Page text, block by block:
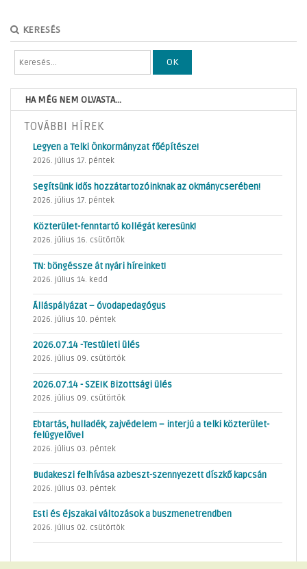
KERESÉS
OK
HA MÉG NEM OLVASTA...
TOVÁBBI HÍREK
Legyen a Telki Önkormányzat főépítésze!
2026. július 17. péntek
Segítsünk idős hozzátartozóinknak az okmánycserében!
2026. július 17. péntek
Közterület-fenntartó kollégát keresünk!
2026. július 16. csütörtök
TN: böngéssze át nyári híreinket!
2026. július 14. kedd
Álláspályázat – óvodapedagógus
2026. július 10. péntek
2026.07.14 -Testületi ülés
2026. július 09. csütörtök
2026.07.14 - SZEIK Bizottsági ülés
2026. július 09. csütörtök
Ebtartás, hulladék, zajvédelem – interjú a telki közterület-
felügyelővel
2026. július 03. péntek
Budakeszi felhívása azbeszt-szennyezett díszkő kapcsán
2026. július 03. péntek
Esti és éjszakai változások a buszmenetrendben
2026. július 02. csütörtök